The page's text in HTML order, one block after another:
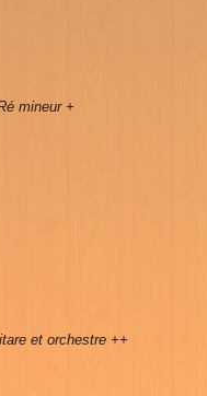
mineur +
et orchestre ++